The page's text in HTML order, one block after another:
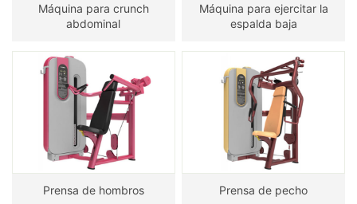
Máquina para crunch
abdominal
Máquina para ejercitar la
espalda baja
Prensa de hombros Prensa de pecho